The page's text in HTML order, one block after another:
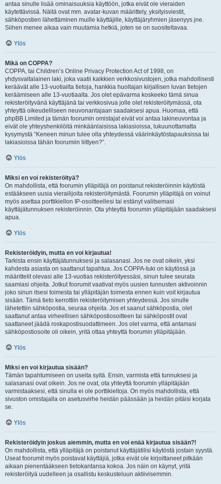
antaa sinulle lisää ominaisuuksia käyttöön, jotka eivät ole vieraiden
käytettävissä. Näitä ovat mm. avatar-kuvan määrittely, yksityisviestit,
sähköpostien lähettäminen muille käyttäjille, käyttäjäryhmien jäsenyys jne.
Siihen menee aikaa vain muutamia hetkiä, joten se on suositeltavaa.
Ylös
Mikä on COPPA?
COPPA, tai Children’s Online Privacy Protection Act of 1998, on
yhdysvaltalainen laki, joka vaatii kaikkien verkkosivustojen, jotka mahdollisesti
keräävät alle 13-vuotiailta tietoja, hankkia huoltajan kirjallisen luvan tietojen
keräämiseen alle 13-vuotiaalta. Jos olet epävarma koskeeko tämä sinua
rekisteröityvänä käyttäjänä tai verkkosivua jolle olet rekisteröitymässä, ota
yhteyttä oikeudelliseen neuvonantajaan saadaksesi apua. Huomaa, että
phpBB Limited ja tämän foorumin omistajat eivät voi antaa lakineuvontaa ja
eivät ole yhteyshenkilöitä minkäänlaisissa lakiasioissa, lukuunottamatta
kysymystä “Keneen minun tulee olla yhteydessä väärinkäytöstapauksissa tai
lakiasioissa tähän foorumiin liittyen?”.
Ylös
Miksi en voi rekisteröityä?
On mahdollista, että foorumin ylläpitäjä on poistanut rekisteröinnin käytöstä
estääkseen uusia vierailijoita rekisteröitymästä. Foorumin ylläpitäjä on voinut
myös asettaa porttikiellon IP-osoitteellesi tai estänyt valitsemasi
käyttäjätunnuksen rekisteröinnin. Ota yhteyttä foorumin ylläpitäjään saadaksesi
apua.
Ylös
Rekisteröidyin, mutta en voi kirjautua!
Tarkista ensin käyttäjätunnuksesi ja salasanasi. Jos ne ovat oikein, yksi
kahdesta asiasta on saattanut tapahtua. Jos COPPA-tuki on käytössä ja
määrittelit olevasi alle 13-vuotias rekisteröityessäsi, sinun tulee seurata
saamiasi ohjeita. Jotkut foorumit vaativat myös uusien tunnusten aktivoinnin
joko sinun itsesi toimesta tai ylläpitäjän toimesta ennen kuin voit kirjautua
sisään. Tämä tieto kerrottiin rekisteröitymisen yhteydessä. Jos sinulle
lähetettiin sähköpostia, seuraa ohjeita. Jos et saanut sähköpostia, olet
saattanut antaa virheellisen sähköpostiosoitteen tai sähköpostit ovat
saattaneet jäädä roskapostisuodattimeen. Jos olet varma, että antamasi
sähköpostiosoite oli oikein, yritä ottaa yhteyttä foorumin ylläpitäjään.
Ylös
Miksi en voi kirjautua sisään?
Tämän tapahtumiseen on useita syitä. Ensin, varmista että tunnuksesi ja
salasanasi ovat oikein. Jos ne ovat, ota yhteyttä foorumin ylläpitäjään
varmistaaksesi, että sinulla ei ole porttikieltoja. On myös mahdollista, että
sivuston omistajalla on asetusvirhe heidän päässään ja heidän pitäisi korjata
se.
Ylös
Rekisteröidyin joskus aiemmin, mutta en voi enää kirjautua sisään?!
On mahdollista, että ylläpitäjä on poistanut käyttäjätilisi käytöstä jostain syystä.
Useat foorumit myös poistavat käyttäjiä, jotka eivät ole kirjoittaneet pitkään
aikaan pienentääkseen tietokantansa kokoa. Jos näin on käynyt, yritä
rekisteröityä uudelleen ja osallistu keskusteluun aktiivisemmin.